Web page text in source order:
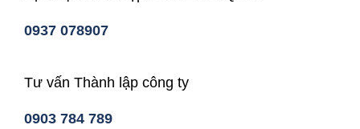
0937 078907
Tư vấn Thành lập công ty
0903 784 789